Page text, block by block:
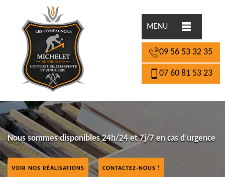
MENU
09 56 53 32 35
07 60 81 53 23
Nous sommes disponibles 24h/24 et 7j/7 en cas d’urgence
VOIR NOS RÉALISATIONS CONTACTEZ-NOUS !